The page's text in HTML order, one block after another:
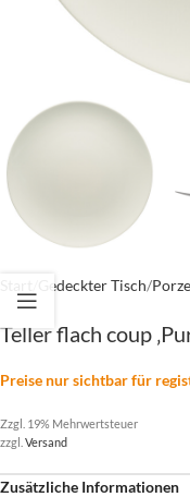
Gedeckter Tisch
Teller flach coup
Preise nur sichtbar für
Zzgl. 19% Mehrwertsteuer
zzgl. Versand
Zusätzliche Informationen